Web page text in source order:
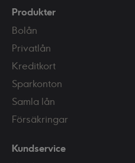
Produkter
Bolån
Privatlån
Kreditkort
Sparkonton
Samla lån
Försäkringar
Kundservice